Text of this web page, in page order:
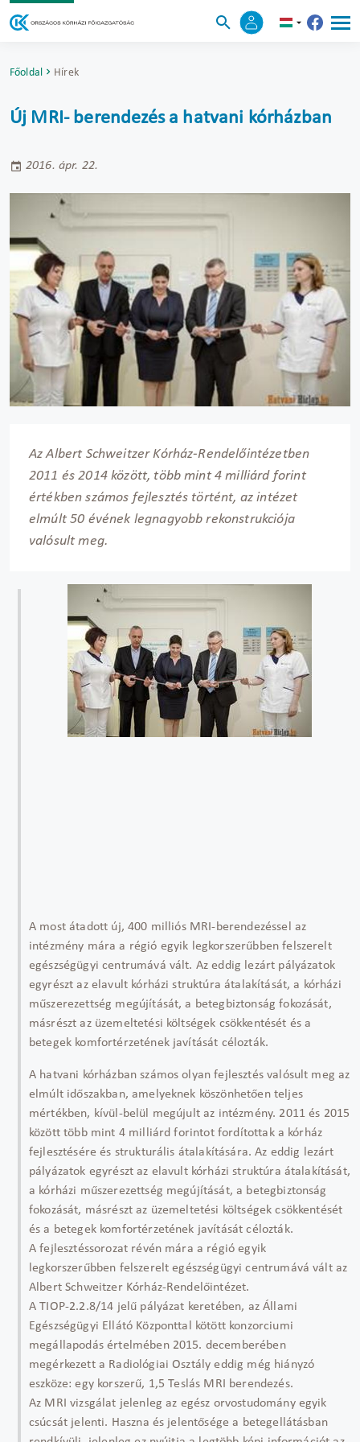
Főoldal Hírek
Új MRI- berendezés a hatvani kórházban
2016. ápr. 22.
Az Albert Schweitzer Kórház-Rendelőintézetben
2011 és 2014 között, több mint 4 milliárd forint
értékben számos fejlesztés történt, az intézet
elmúlt 50 évének legnagyobb rekonstrukciója
valósult meg.
A most átadott új, 400 milliós MRI-berendezéssel az
intézmény mára a régió egyik legkorszerűbben felszerelt
egészségügyi centrumává vált. Az eddig lezárt pályázatok
egyrészt az elavult kórházi struktúra átalakítását, a kórházi
műszerezettség megújítását, a betegbiztonság fokozását,
másrészt az üzemeltetési költségek csökkentését és a
betegek komfortérzetének javítását célozták.
A hatvani kórházban számos olyan fejlesztés valósult meg az
elmúlt időszakban, amelyeknek köszönhetően teljes
mértékben, kívül-belül megújult az intézmény. 2011 és 2015
között több mint 4 milliárd forintot fordítottak a kórház
fejlesztésére és strukturális átalakítására. Az eddig lezárt
pályázatok egyrészt az elavult kórházi struktúra átalakítását,
a kórházi műszerezettség megújítását, a betegbiztonság
fokozását, másrészt az üzemeltetési költségek csökkentését
és a betegek komfortérzetének javítását célozták.
A fejlesztéssorozat révén mára a régió egyik
legkorszerűbben felszerelt egészségügyi centrumává vált az
Albert Schweitzer Kórház-Rendelőintézet.
A TIOP-2.2.8/14 jelű pályázat keretében, az Állami
Egészségügyi Ellátó Központtal kötött konzorciumi
megállapodás értelmében 2015. decemberében
megérkezett a Radiológiai Osztály eddig még hiányzó
eszköze: egy korszerű, 1,5 Teslás MRI berendezés.
Az MRI vizsgálat jelenleg az egész orvostudomány egyik
csúcsát jelenti. Haszna és jelentősége a betegellátásban